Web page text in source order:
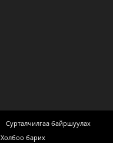
Сурталчилгаа байршуулах
Холбоо барих